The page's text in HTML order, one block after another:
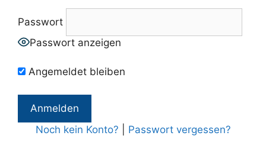
Passwort
Passwort anzeigen
Angemeldet bleiben
Noch kein Konto? Passwort vergessen?